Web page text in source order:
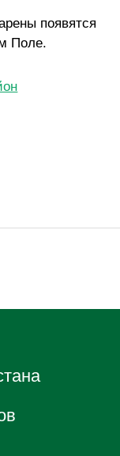
появятся
Поле.